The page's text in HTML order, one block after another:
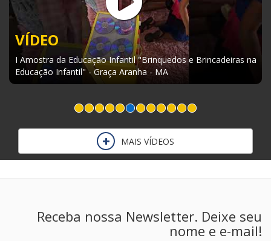
VÍDEO
I Amostra da Educação Infantil "Brinquedos e Brincadeiras na
Educação Infantil" - Graça Aranha - MA
MAIS VÍDEOS
Receba nossa Newsletter. Deixe seu
nome e e-mail!